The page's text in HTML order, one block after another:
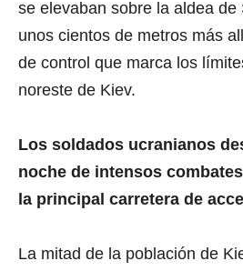
se elevaban sobre la aldea de
unos cientos de metros más
de control que marca los
noreste de Kiev.
Los soldados ucranianos
noche de intensos
la principal carretera de
La mitad de la población de